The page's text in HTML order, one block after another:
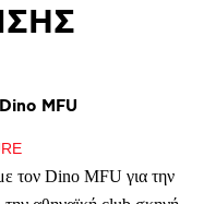
Dino MFU
τον Dino MFU για την